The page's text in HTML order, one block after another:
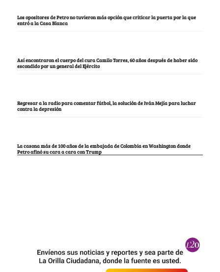
Los opositores de Petro no tuvieron más opción que criticar la puerta por la que
entró a la Casa Blanca
Así encontraron el cuerpo del cura Camilo Torres, 60 años después de haber sido
escondido por un general del Ejército
Regresar a la radio para comentar fútbol, la solución de Iván Mejía para luchar
contra la depresión
La casona más de 100 años de la embajada de Colombia en Washington donde
Petro afinó su cara a cara con Trump